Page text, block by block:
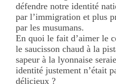
défendre notre identité
par l’immigration et plus
par les musumans.
En quoi le fait d’aimer le
le saucisson chaud à la
sapeur à la lyonnaise
identité justement n’était
délicieux ?